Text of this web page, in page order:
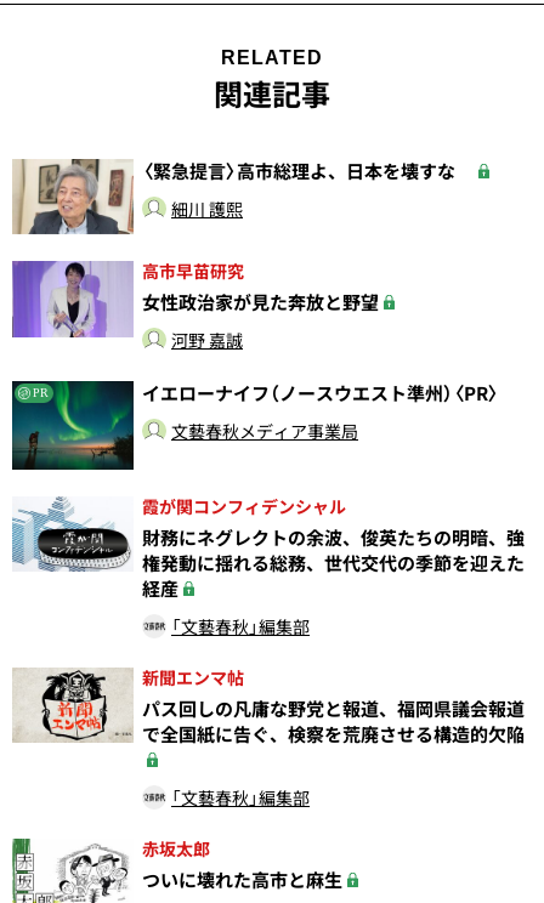
RELATED
関連記事
〈緊急提言〉高市総理よ、日本を壊すな
細川 護熙
高市早苗研究
女性政治家が見た奔放と野望
河野 嘉誠
PR イエローナイフ（ノースウエスト準州）〈PR〉
文藝春秋メディア事業局
霞が関コンフィデンシャル
財務にネグレクトの余波、俊英たちの明暗、強
権発動に揺れる総務、世代交代の季節を迎えた
経産
「文藝春秋」編集部
新聞エンマ帖
パス回しの凡庸な野党と報道、福岡県議会報道
で全国紙に告ぐ、検察を荒廃させる構造的欠陥
「文藝春秋」編集部
赤坂太郎
ついに壊れた高市と麻生